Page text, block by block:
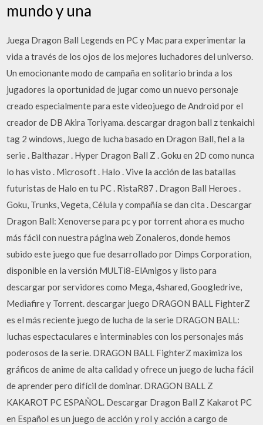
mundo y una
Juega Dragon Ball Legends en PC y Mac para experimentar la
vida a través de los ojos de los mejores luchadores del universo.
Un emocionante modo de campaña en solitario brinda a los
jugadores la oportunidad de jugar como un nuevo personaje
creado especialmente para este videojuego de Android por el
creador de DB Akira Toriyama. descargar dragon ball z tenkaichi
tag 2 windows, Juego de lucha basado en Dragon Ball, fiel a la
serie . Balthazar . Hyper Dragon Ball Z . Goku en 2D como nunca
lo has visto . Microsoft . Halo . Vive la acción de las batallas
futuristas de Halo en tu PC . RistaR87 . Dragon Ball Heroes .
Goku, Trunks, Vegeta, Célula y compañía se dan cita . Descargar
Dragon Ball: Xenoverse para pc y por torrent ahora es mucho
más fácil con nuestra página web Zonaleros, donde hemos
subido este juego que fue desarrollado por Dimps Corporation,
disponible en la versión MULTi8-ElAmigos y listo para
descargar por servidores como Mega, 4shared, Googledrive,
Mediafire y Torrent. descargar juego DRAGON BALL FighterZ
es el más reciente juego de lucha de la serie DRAGON BALL:
luchas espectaculares e interminables con los personajes más
poderosos de la serie. DRAGON BALL FighterZ maximiza los
gráficos de anime de alta calidad y ofrece un juego de lucha fácil
de aprender pero difícil de dominar. DRAGON BALL Z
KAKAROT PC ESPAÑOL. Descargar Dragon Ball Z Kakarot PC
en Español es un juego de acción y rol y acción a cargo de